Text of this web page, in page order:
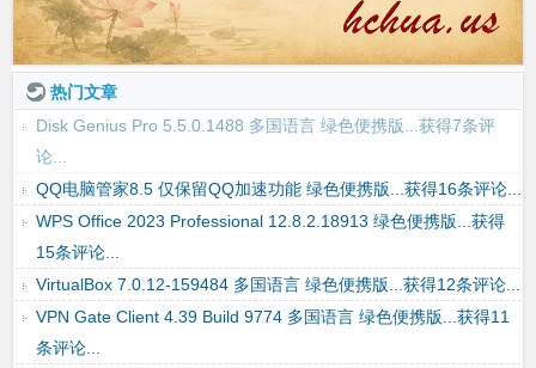
热门文章
Disk Genius Pro 5.5.0.1488 多国语言 绿色便携版...获得7条评
论...
QQ电脑管家8.5 仅保留QQ加速功能 绿色便携版...获得16条评论...
WPS Office 2023 Professional 12.8.2.18913 绿色便携版...获得
15条评论...
VirtualBox 7.0.12-159484 多国语言 绿色便携版...获得12条评论...
VPN Gate Client 4.39 Build 9774 多国语言 绿色便携版...获得11
条评论...